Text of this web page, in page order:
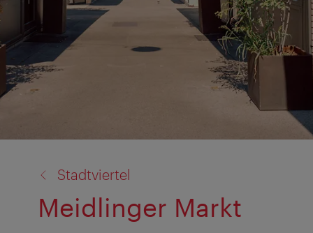
Stadtviertel
Meidlinger Markt